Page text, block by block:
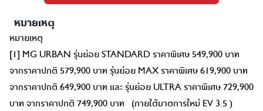
หมายเหตุ
หมายเหตุ
[1] MG URBAN รุ่นย่อย STANDARD ราคาพิเศษ 549,900 บาท
จากราคาปกติ 579,900 บาท รุ่นย่อย MAX ราคาพิเศษ 619,900 บาท
จากราคาปกติ 649,900 บาท และ รุ่นย่อย ULTRA ราคาพิเศษ 729,900
บาท จากราคาปกติ 749,900 บาท (ภายใต้มาตการใหม่ EV 3.5 )